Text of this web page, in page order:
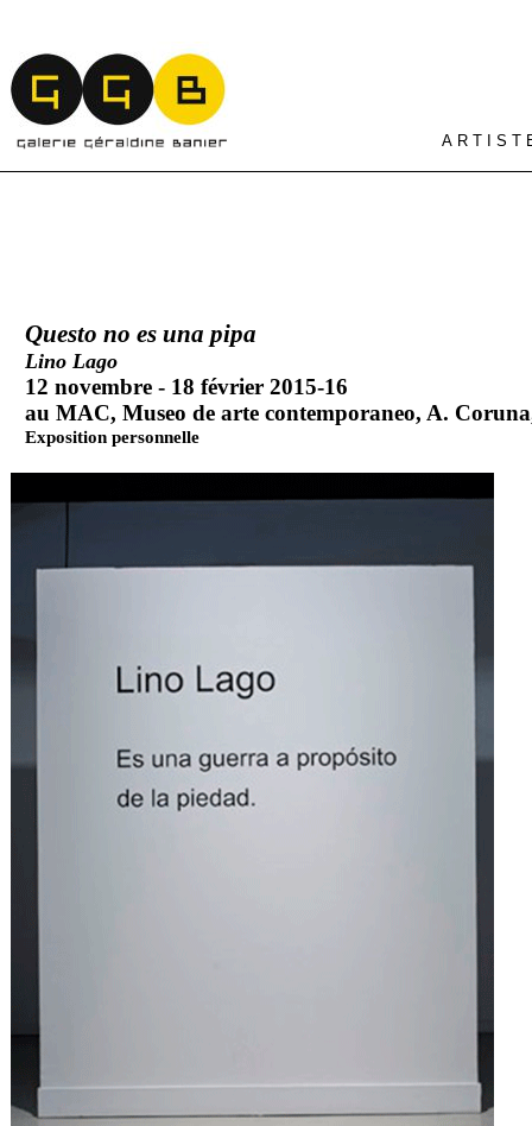
A R T I S T
Questo no es una pipa
Lino Lago
12 novembre - 18 février 2015-16
au MAC, Museo de arte contemporaneo, A.
Exposition personnelle